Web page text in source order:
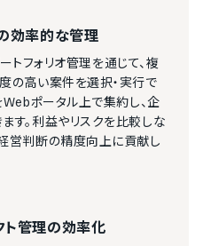
効率的な管理
フォリオ管理を通じて、複
の高い案件を選択・実行で
Webポータル上で集約し、企
す。利益やリスクを比較しな
営判断の精度向上に貢献し
ト管理の効率化